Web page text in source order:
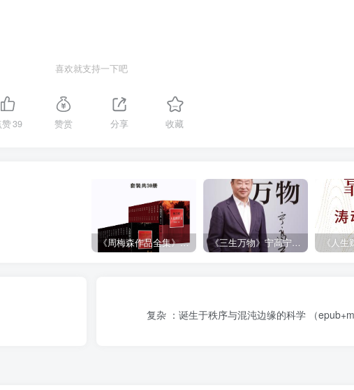
喜欢就支持一下吧
赞39 赞赏 分享 收藏
《周梅森作品全集》[共30册] 《三生万物》宁高宁（epub+mobi+azw3+pdf）
复杂 ：诞生于秩序与混沌边缘的科学 （